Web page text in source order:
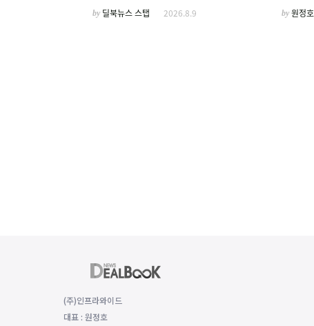
by 딜북뉴스 스탭 2026.8.9 by원정호
(주)인프라와이드
대표 : 원정호